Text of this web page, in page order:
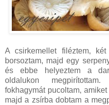
A csirkemellet filéztem,
borsoztam, majd egy
és ebbe helyeztem a
oldalukon
fokhagymát pucoltam,
majd a zsírba dobtam a